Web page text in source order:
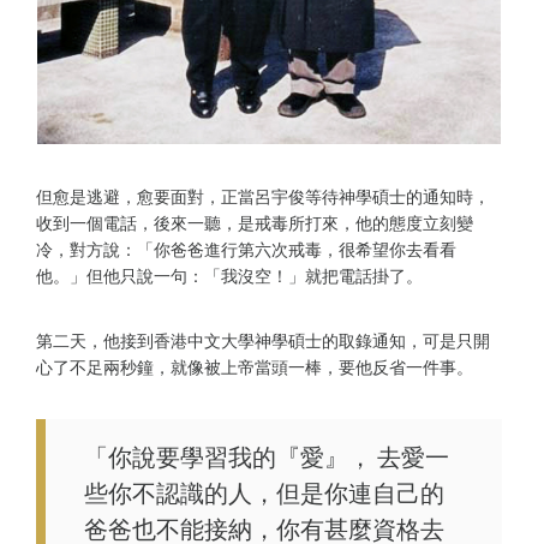
但愈是逃避，愈要面對，正當呂宇俊等待神學碩士的通知時，
收到一個電話，後來一聽，是戒毒所打來，他的態度立刻變
冷，對方說：「你爸爸進行第六次戒毒，很希望你去看看
他。」但他只說一句：「我沒空！」就把電話掛了。
第二天，他接到香港中文大學神學碩士的取錄通知，可是只開
心了不足兩秒鐘，就像被上帝當頭一棒，要他反省一件事。
「你說要學習我的『愛』， 去愛一
些你不認識的人，但是你連自己的
爸爸也不能接納，你有甚麼資格去